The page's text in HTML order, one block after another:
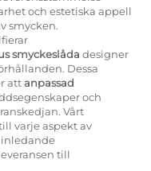
och estetiska appell
smycken.
smyckeslåda designer
Dessa
attanpassad
och
Vårt
varje aspekt av
till